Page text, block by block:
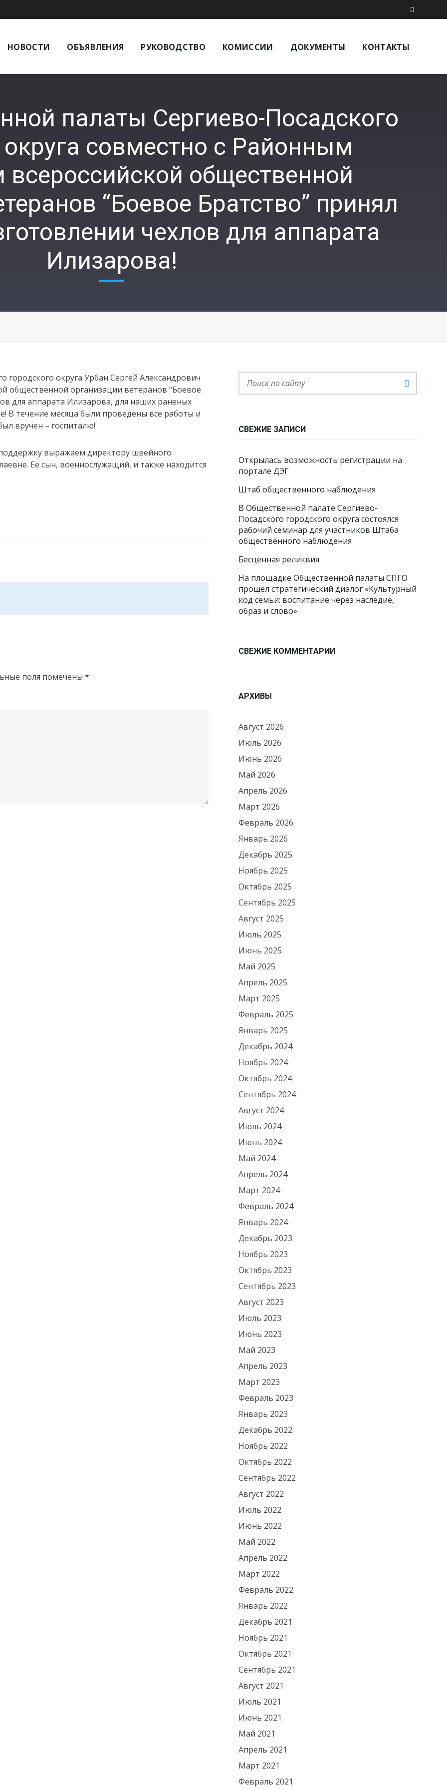
НОВОСТИ ОБЪЯВЛЕНИЯ РУКОВОДСТВО КОМИССИИ ДОКУМЕНТЫ КОНТАКТЫ
палаты Сергиево-Посадского
округа совместно с Районным
всероссийской общественной
“Боевое Братство” принял
чехлов для аппарата
Илизарова!
округа Урбан Сергей Александрович
общественной организации ветеранов “Боевое
для аппарата Илизарова, для наших раненых
В течение месяца были проведены все работы и
вручен – госпиталю!
выражаем директору швейного
Ее сын, военнослужащий, и также находится
поля помечены *
СВЕЖИЕ ЗАПИСИ
Открылась возможность регистрации на
портале ДЭГ
Штаб общественного наблюдения
В Общественной палате Сергиево-
Посадского городского округа состоялся
рабочий семинар для участников Штаба
общественного наблюдения
Бесценная реликвия
На площадке Общественной палаты СПГО
прошёл стратегический диалог «Культурный
код семьи: воспитание через наследие,
образ и слово»
СВЕЖИЕ КОММЕНТАРИИ
АРХИВЫ
Август 2026
Июль 2026
Июнь 2026
Май 2026
Апрель 2026
Март 2026
Февраль 2026
Январь 2026
Декабрь 2025
Ноябрь 2025
Октябрь 2025
Сентябрь 2025
Август 2025
Июль 2025
Июнь 2025
Май 2025
Апрель 2025
Март 2025
Февраль 2025
Январь 2025
Декабрь 2024
Ноябрь 2024
Октябрь 2024
Сентябрь 2024
Август 2024
Июль 2024
Июнь 2024
Май 2024
Апрель 2024
Март 2024
Февраль 2024
Январь 2024
Декабрь 2023
Ноябрь 2023
Октябрь 2023
Сентябрь 2023
Август 2023
Июль 2023
Июнь 2023
Май 2023
Апрель 2023
Март 2023
Февраль 2023
Январь 2023
Декабрь 2022
Ноябрь 2022
Октябрь 2022
Сентябрь 2022
Август 2022
Июль 2022
Июнь 2022
Май 2022
Апрель 2022
Март 2022
Февраль 2022
Январь 2022
Декабрь 2021
Ноябрь 2021
Октябрь 2021
Сентябрь 2021
Август 2021
Июль 2021
Июнь 2021
Май 2021
Апрель 2021
Март 2021
Февраль 2021